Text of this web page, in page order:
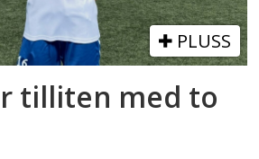
PLUSS
tilliten med to